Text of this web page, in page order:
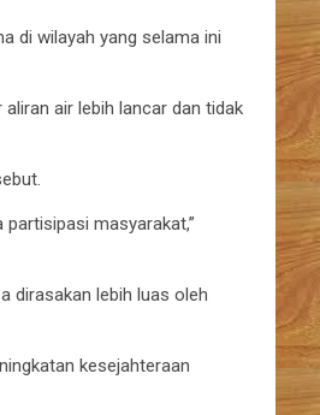
di wilayah yang selama ini
air lebih lancar dan tidak
masyarakat,”
dirasakan lebih luas oleh
kesejahteraan